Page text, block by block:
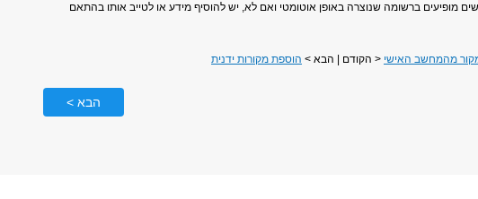
מופיעים ברשומה שנוצרה באופן אוטומטי ואם לא, יש להוסיף מידע או לטייב אותו בהתאם
מהמחשב האישי < הקודם | הבא > הוספת מקורות ידנית
הבא >